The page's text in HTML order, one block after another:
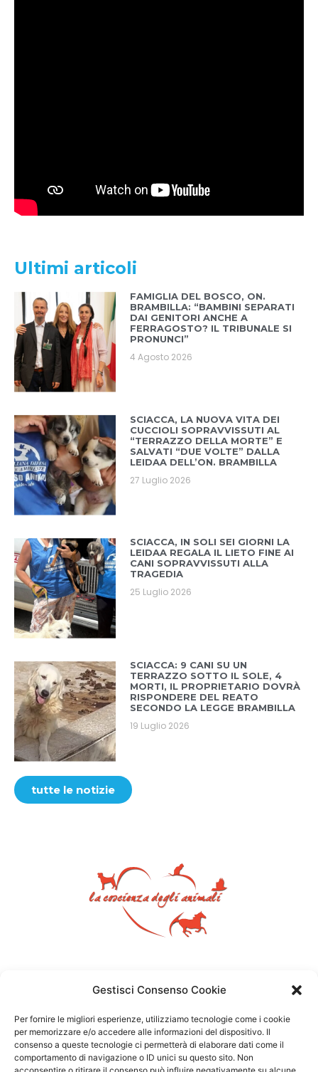
Gestisci Consenso Cookie
Per fornire le migliori esperienze, utilizziamo tecnologie come i cookie
per memorizzare e/o accedere alle informazioni del dispositivo. Il
consenso a queste tecnologie ci permetterà di elaborare dati come il
comportamento di navigazione o ID unici su questo sito. Non
Ultimi articoli
FAMIGLIA DEL BOSCO, ON.
BRAMBILLA: “BAMBINI SEPARATI
DAI GENITORI ANCHE A
FERRAGOSTO? IL TRIBUNALE SI
PRONUNCI”
4 Agosto 2026
SCIACCA, LA NUOVA VITA DEI
CUCCIOLI SOPRAVVISSUTI AL
“TERRAZZO DELLA MORTE” E
SALVATI “DUE VOLTE” DALLA
LEIDAA DELL’ON. BRAMBILLA
27 Luglio 2026
SCIACCA, IN SOLI SEI GIORNI LA
LEIDAA REGALA IL LIETO FINE AI
CANI SOPRAVVISSUTI ALLA
TRAGEDIA
25 Luglio 2026
SCIACCA: 9 CANI SU UN
TERRAZZO SOTTO IL SOLE, 4
MORTI, IL PROPRIETARIO DOVRÀ
RISPONDERE DEL REATO
SECONDO LA LEGGE BRAMBILLA
19 Luglio 2026
tutte le notizie